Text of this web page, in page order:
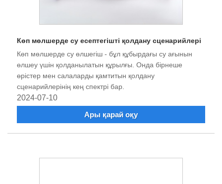
Көп мөлшерде су есептегішті қолдану сценарийлері
Көп мөлшерде су өлшегіш - бұл құбырдағы су ағынын
өлшеу үшін қолданылатын құрылғы. Онда бірнеше
өрістер мен салаларды қамтитын қолдану
сценарийлерінің кең спектрі бар.
2024-07-10
Ары қарай оқу